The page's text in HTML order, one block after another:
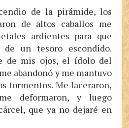
de la pirámide, los
de altos caballos me
ardientes para que
un tesoro escondido.
de mis ojos, el ídolo del
abandonó y me mantuvo
tormentos. Me laceraron,
deformaron, y luego
que ya no dejaré en